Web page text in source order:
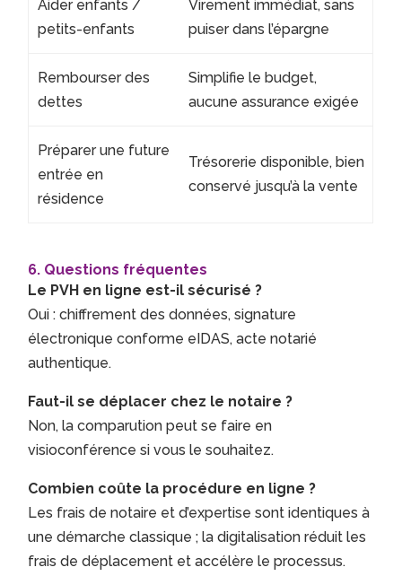
Aider enfants /
petits-enfants
Virement immédiat, sans
puiser dans l’épargne
Rembourser des
dettes
Simplifie le budget,
aucune assurance exigée
Préparer une future
entrée en
résidence
Trésorerie disponible, bien
conservé jusqu’à la vente
6. Questions fréquentes
Le PVH en ligne est-il sécurisé ?
Oui : chiffrement des données, signature
électronique conforme eIDAS, acte notarié
authentique.
Faut-il se déplacer chez le notaire ?
Non, la comparution peut se faire en
visioconférence si vous le souhaitez.
Combien coûte la procédure en ligne ?
Les frais de notaire et d’expertise sont identiques à
une démarche classique ; la digitalisation réduit les
frais de déplacement et accélère le processus.